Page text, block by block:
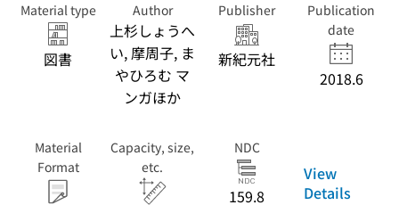
Material type
図書
Author
上杉しょうへ
い, 摩周子, ま
やひろむ マ
ンガほか
Publisher
新紀元社
Publication
date
2018.6
Material
Format
Capacity, size,
etc.
NDC
159.8
View
Details